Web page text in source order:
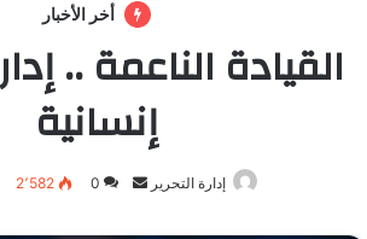
أخر الأخبار
القيادة الناعمة ..
إنسانية
إدارة التحرير
أرسل 0 2٬582